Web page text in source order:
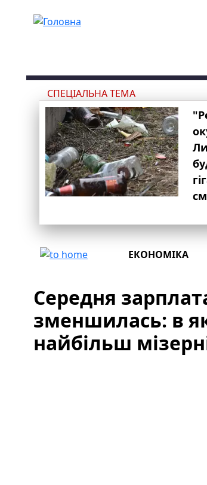
СПЕЦІАЛЬНА ТЕМА
ЕКОНОМІКА
Середня
зменшилась: в
найбільш